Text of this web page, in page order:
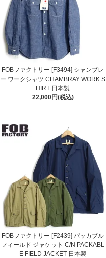
FOBファクトリー [F3494] シャンブレ
ー ワークシャツ CHAMBRAY WORK S
HIRT 日本製
22,000円(税込)
FOBファクトリー [F2439] パッカブル
フィールド ジャケット C/N PACKABL
E FIELD JACKET 日本製